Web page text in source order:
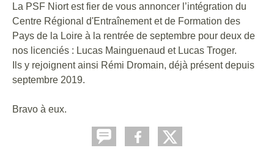
La PSF Niort est fier de vous annoncer l’intégration du
Centre Régional d'Entraînement et de Formation des
Pays de la Loire à la rentrée de septembre pour deux de
nos licenciés : Lucas Mainguenaud et Lucas Troger.
Ils y rejoignent ainsi Rémi Dromain, déjà présent depuis
septembre 2019.
Bravo à eux.